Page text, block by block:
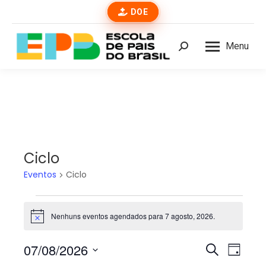
DOE
Menu
Buscar
Ciclo
Eventos Ciclo
Eventos
7
Notice Nenhuns eventos agendados para 7 agosto, 2026.
Procurar
Dia
07/08/2026